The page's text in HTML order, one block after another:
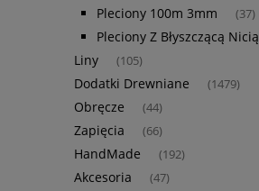
Pleciony 100m 3mm (37)
Pleciony Z Błyszczącą Nicią
Liny (105)
Dodatki Drewniane (1479)
Obręcze (44)
Zapięcia (66)
HandMade (192)
Akcesoria (47)